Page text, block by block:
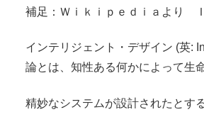
補足：Ｗｉｋｉｐｅｄｉａより
インテリジェント・デザイン (英:
論とは、知性ある何かによって生
精妙なシステムが設計されたとする